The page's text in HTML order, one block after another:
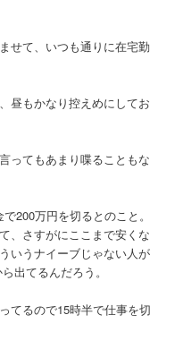
せて、いつも通りに在宅勤
昼もかなり控えめにしてお
ってもあまり喋ることもな
200万円を切るとのこと。
、さすがにここまで安くな
いうナイーブじゃない人が
出てるんだろう。
てるので15時半で仕事を切